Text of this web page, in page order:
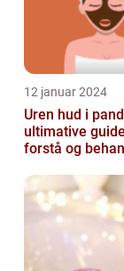
12 januar 2024
Uren hud i
ultimative
forstå og